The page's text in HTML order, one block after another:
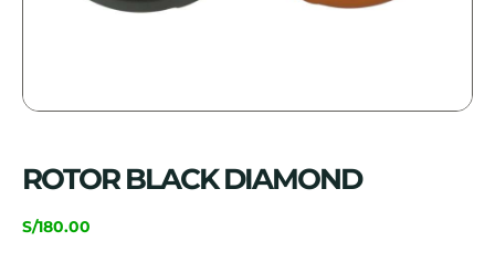
ROTOR BLACK DIAMOND
S/180.00